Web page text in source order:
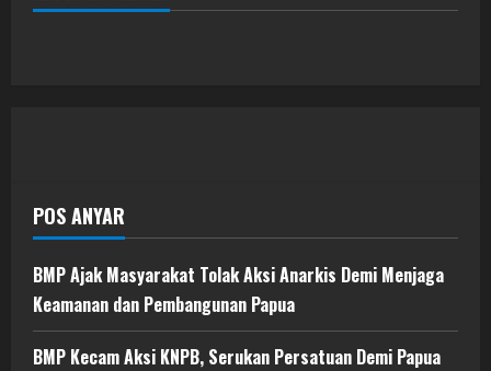
POS ANYAR
BMP Ajak Masyarakat Tolak Aksi Anarkis Demi Menjaga
Keamanan dan Pembangunan Papua
BMP Kecam Aksi KNPB, Serukan Persatuan Demi Papua